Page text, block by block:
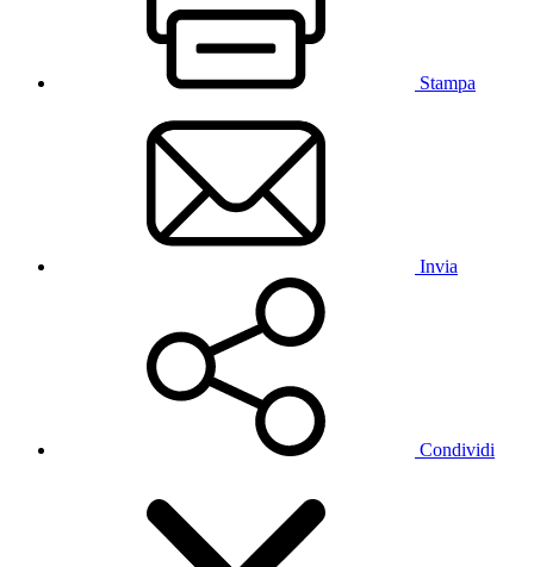
Stampa
Invia
Condividi